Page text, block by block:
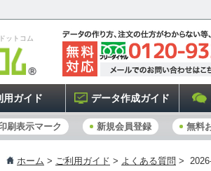
ットコム
用ガイド データ作成ガイド
刷表示マーク 新規会員登録 無料
ホーム > ご利用ガイド > よくある質問 >